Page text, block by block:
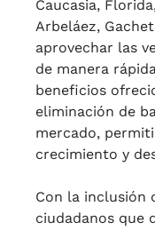
Caucasia,
Arbeláez,
aprovechar las
de manera
beneficios
eliminación de
mercado,
crecimiento y
Con la inclusión
ciudadanos que